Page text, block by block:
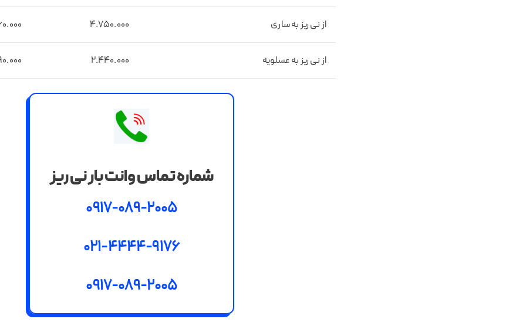
از نی ریز به ساری ۴.۷۵0.000
از نی ریز به عسلویه ۲.۴۴0.000
شماره تماس وانت بار نی ریز
0917-089-2005
021-4444-9176
0917-089-2005